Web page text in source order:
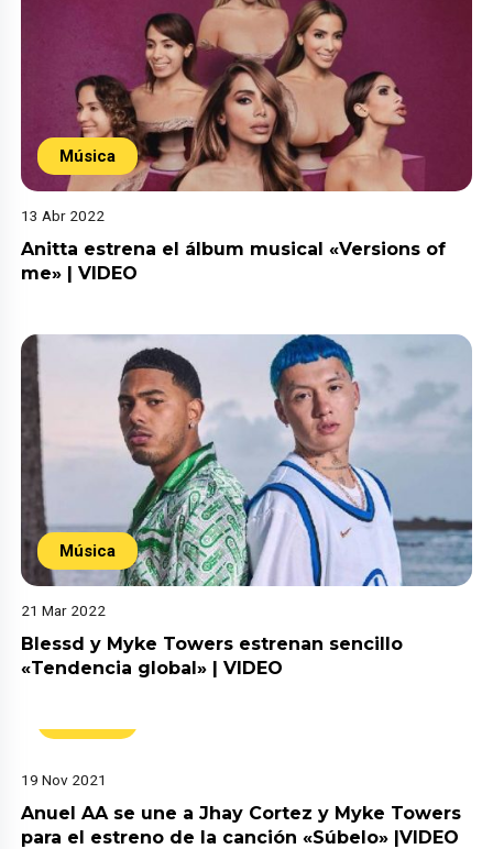
Música
13 Abr 2022
Anitta estrena el álbum musical «Versions of
me» | VIDEO
Música
21 Mar 2022
Blessd y Myke Towers estrenan sencillo
«Tendencia global» | VIDEO
19 Nov 2021
Anuel AA se une a Jhay Cortez y Myke Towers
para el estreno de la canción «Súbelo» |VIDEO